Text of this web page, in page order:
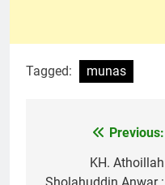
Tagged: munas
NavigasiPrevious:
KH. Athoillah